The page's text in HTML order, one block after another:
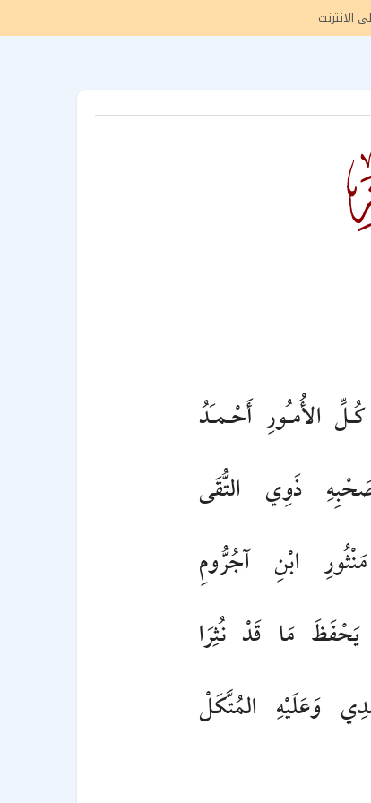
الانترنت
الأُمـُورِ أَحْـمـَدُ
ذَوِي التُّقَى
ابْنِ آجُرُّومِ
يَحْفَظَ مَا قَدْ نُثِرَا
وَعَلَيْهِ المُتَّكَلْ